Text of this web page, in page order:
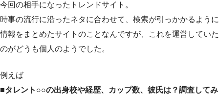
今回の相手になったトレンドサイト。
時事の流行に沿ったネタに合わせて、検索が引っかかるように
情報をまとめたサイトのことなんですが、これを運営していた
のがどうも個人のようでした。
例えば
■タレント○○の出身校や経歴、カップ数、彼氏は？調査してみ